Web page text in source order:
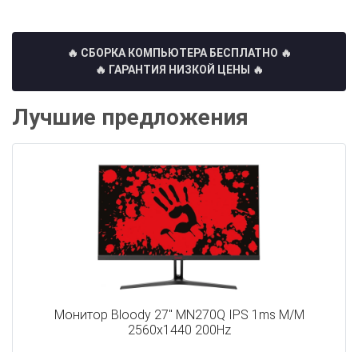
🔥 СБОРКА КОМПЬЮТЕРА БЕСПЛАТНО 🔥
🔥 ГАРАНТИЯ НИЗКОЙ ЦЕНЫ 🔥
Лучшие предложения
Монитор Bloody 27" MN270Q IPS 1ms M/M
2560x1440 200Hz